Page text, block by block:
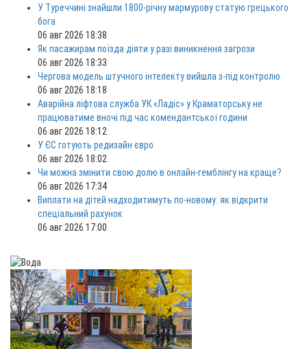
У Туреччині знайшли 1800-річну мармурову статую грецького
бога
06 авг 2026 18:38
Як пасажирам поїзда діяти у разі виникнення загрози
06 авг 2026 18:33
Чергова модель штучного інтелекту вийшла з-під контролю
06 авг 2026 18:18
Аварійна ліфтова служба УК «Ладіс» у Краматорську не
працюватиме вночі під час комендантської години
06 авг 2026 18:12
У ЄС готують редизайн євро
06 авг 2026 18:02
Чи можна змінити свою долю в онлайн-гемблінгу на краще?
06 авг 2026 17:34
Виплати на дітей надходитимуть по-новому: як відкрити
спеціальний рахунок
06 авг 2026 17:00